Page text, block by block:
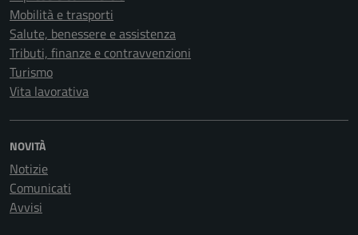
Mobilità e trasporti
Salute, benessere e assistenza
Tributi, finanze e contravvenzioni
Turismo
Vita lavorativa
NOVITÀ
Notizie
Comunicati
Avvisi